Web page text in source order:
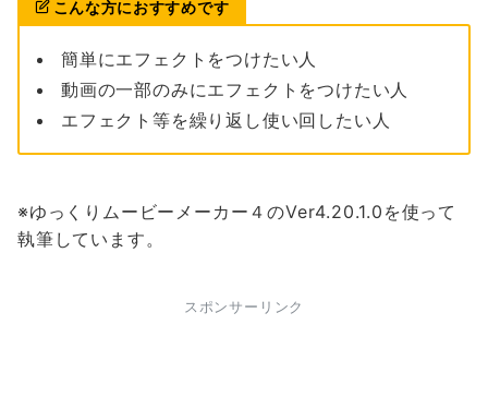
こんな方におすすめです
簡単にエフェクトをつけたい人
動画の一部のみにエフェクトをつけたい人
エフェクト等を繰り返し使い回したい人
※ゆっくりムービーメーカー４のVer4.20.1.0を使って
執筆しています。
スポンサーリンク